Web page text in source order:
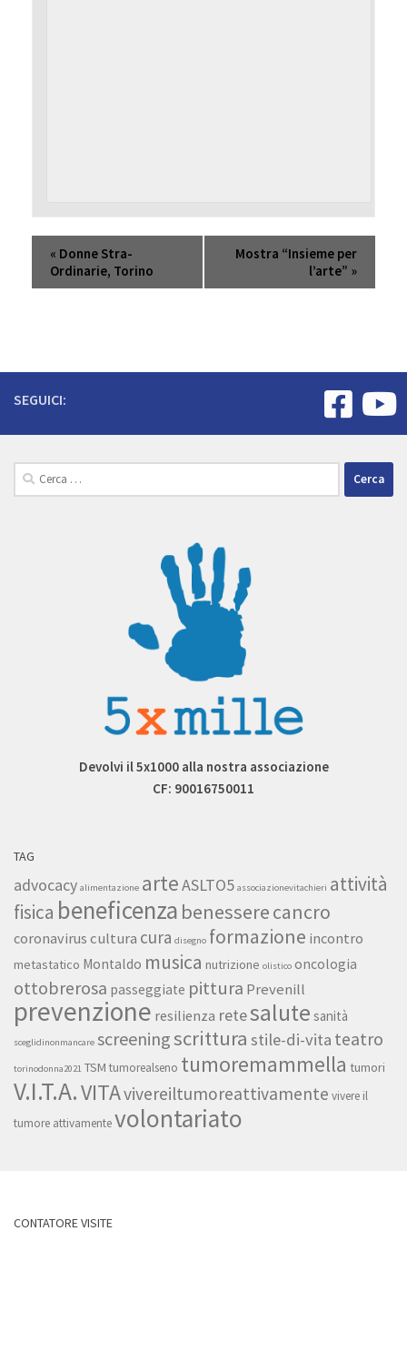
« Donne Stra-
Ordinarie, Torino
Mostra “Insieme per
l’arte” »
SEGUICI:
Ricerca
per:
Devolvi il 5x1000 alla nostra associazione
CF: 90016750011
TAG
advocacy alimentazione arteASLTO5 associazionevitachieri attività
fisica beneficenza benesserecancro
coronavirus cultura cura disegno formazione incontro
metastatico Montaldo musica nutrizione olistico oncologia
ottobrerosa passeggiate pittura Prevenill
prevenzione resilienza retesalute sanità
sceglidinonmancare screeningscrittura stile-di-vita teatro
torinodonna2021 TSM tumorealseno tumoremammella tumori
V.I.T.A.VITAvivereiltumoreattivamente vivere il
tumore attivamentevolontariato
CONTATORE VISITE